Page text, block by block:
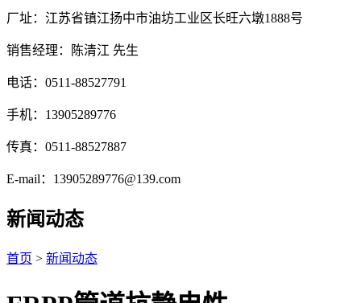
厂址：江苏省镇江扬中市油坊工业区长旺六墩1888号
销售经理：陈清江 先生
电话：0511-88527791
手机：13905289776
传真：0511-88527887
E-mail：13905289776@139.com
新闻动态
首页 > 新闻动态